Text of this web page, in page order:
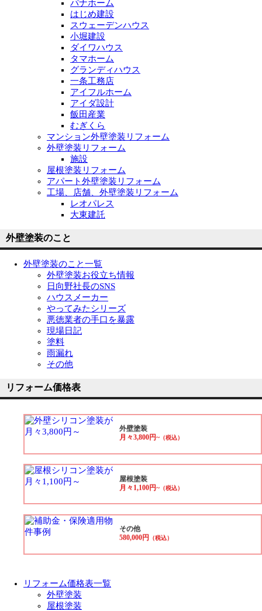
パナホーム
はじめ建設
スウェーデンハウス
小堀建設
ダイワハウス
タマホーム
グランディハウス
一条工務店
アイフルホーム
アイダ設計
飯田産業
むぎくら
マンション外壁塗装リフォーム
外壁塗装リフォーム
施設
屋根塗装リフォーム
アパート外壁塗装リフォーム
工場、店舗、外壁塗装リフォーム
レオパレス
大東建託
外壁塗装のこと
外壁塗装のこと一覧
外壁塗装お役立ち情報
日向野社長のSNS
ハウスメーカー
やってみたシリーズ
悪徳業者の手口を暴露
現場日記
塗料
雨漏れ
その他
リフォーム価格表
外壁塗装
月々3,800円~（税込）
屋根塗装
月々1,100円~（税込）
その他
580,000円 （税込）
リフォーム価格表一覧
外壁塗装
屋根塗装